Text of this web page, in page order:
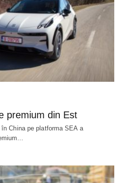
premium din Est
China pe platforma SEA a